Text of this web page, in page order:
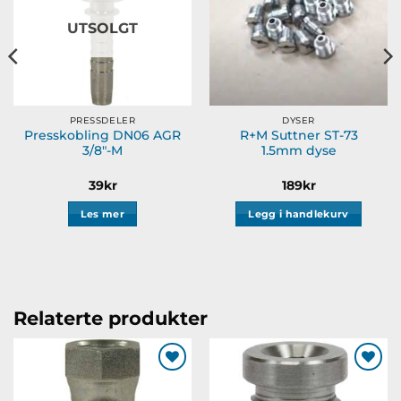
UTSOLGT
PRESSDELER
Presskobling DN06 AGR
3/8″-M
39kr
Les mer
DYSER
R+M Suttner ST-73
1.5mm dyse
189kr
Legg i handlekurv
Relaterte produkter
Legg til
ønskeliste
Legg til
ønskeliste